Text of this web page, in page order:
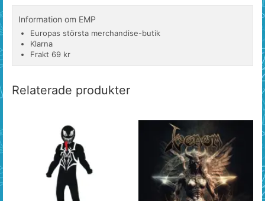
Information om EMP
Europas största merchandise-butik
Klarna
Frakt 69 kr
Relaterade produkter